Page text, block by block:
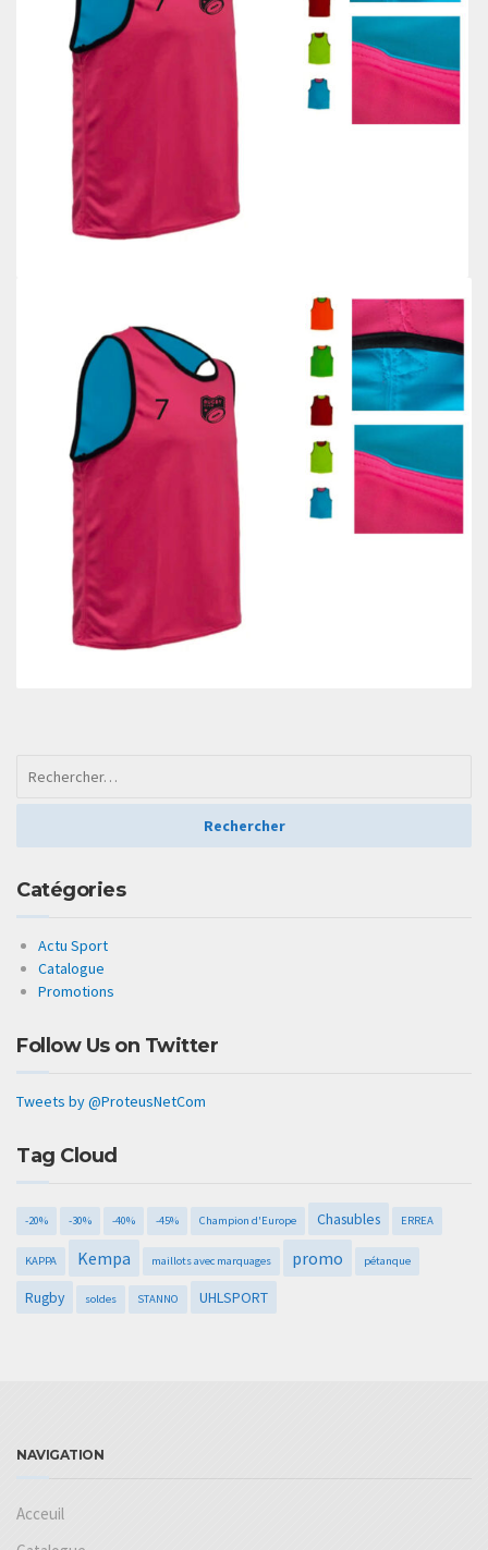
Catégories
Actu Sport
Catalogue
Promotions
Follow Us on Twitter
Tweets by @ProteusNetCom
Tag Cloud
-20% -30% -40% -45% Champion d'Europe Chasubles ERREA
KAPPA Kempa maillots avec marquages promo pétanque
Rugby soldes STANNO UHLSPORT
NAVIGATION
Acceuil